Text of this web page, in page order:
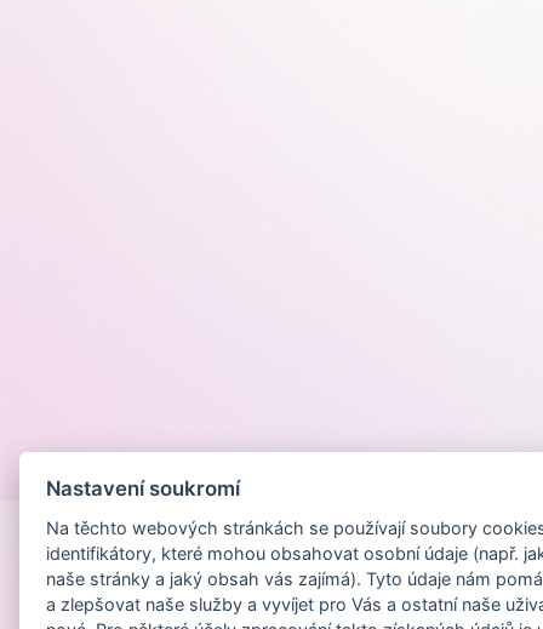
Nastavení soukromí
Na těchto webových stránkách se používají soubory
identifikátory, které mohou obsahovat osobní údaje (např.
naše stránky a jaký obsah vás zajímá). Tyto údaje nám
a zlepšovat naše služby a vyvíjet pro Vás a ostatní naše